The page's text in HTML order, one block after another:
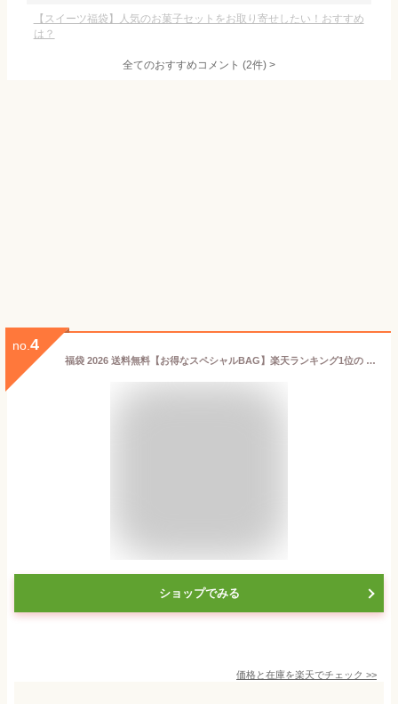
【スイーツ福袋】人気のお菓子セットをお取り寄せしたい！おすすめ
は？
全てのおすすめコメント (2件) >
no. 4
福袋 2026 送料無料【お得なスペシャルBAG】楽天ランキング1位の バタークリームケーキ や シュトーレン、人気の クッキー や デニッシュ食パンなど お菓子 スイーツ お得な詰め合わせ
ショップでみる
価格と在庫を楽天でチェック >>